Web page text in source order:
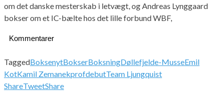
om det danske mesterskab i letvægt, og Andreas Lynggaard
bokser om et IC-bælte hos det lille forbund WBF,
Kommentarer
TaggedBoksenytBokserBoksningDøllefjelde-MusseEmil
KotKamil ZemanekprofdebutTeam Ljungquist
ShareTweetShare